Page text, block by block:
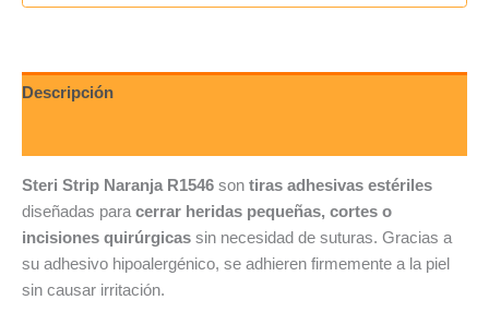
Descripción
Steri Strip Naranja R1546 son tiras adhesivas estériles
diseñadas para cerrar heridas pequeñas, cortes o
incisiones quirúrgicas sin necesidad de suturas. Gracias a
su adhesivo hipoalergénico, se adhieren firmemente a la piel
sin causar irritación.